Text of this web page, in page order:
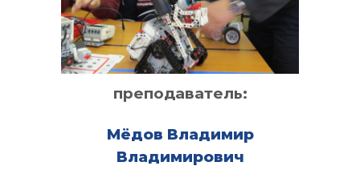
преподаватель:
Мёдов Владимир
Владимирович